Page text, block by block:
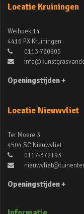
Locatie Kruiningen
Weihoek 14
4416 PX Kruiningen
0113-760905
Openingstijden +
Locatie Nieuwvliet
Ter Moere 3
4504 SC Nieuwvliet
0117-372193
Openingstijden +